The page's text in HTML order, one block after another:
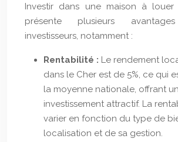
Investir dans une maison à
présente plusieurs
investisseurs, notamment :
Rentabilité : Le rendement
dans le Cher est de 5%, ce qui
la moyenne nationale, offrant
investissement attractif. La
varier en fonction du type de
localisation et de sa gestion.